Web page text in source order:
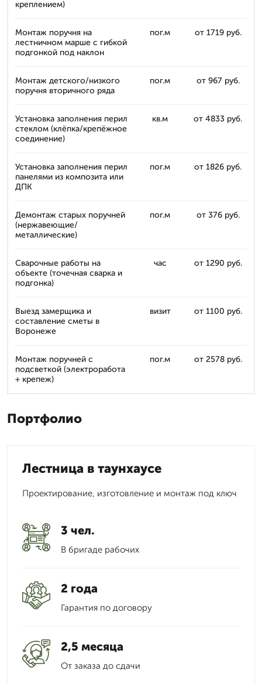
креплением)
Монтаж поручня на
лестничном марше с гибкой
подгонкой под наклон
пог.м от 1719 руб.
Монтаж детского/низкого
поручня вторичного ряда
пог.м от 967 руб.
Установка заполнения перил
стеклом (клёпка/крепёжное
соединение)
кв.м от 4833 руб.
Установка заполнения перил
панелями из композита или
ДПК
пог.м от 1826 руб.
Демонтаж старых поручней
(нержавеющие/
металлические)
пог.м от 376 руб.
Сварочные работы на
объекте (точечная сварка и
подгонка)
час от 1290 руб.
Выезд замерщика и
составление сметы в
Воронеже
визит от 1100 руб.
Монтаж поручней с
подсветкой (электроработа
+ крепеж)
пог.м от 2578 руб.
Портфолио
Лестница в таунхаусе
Проектирование, изготовление и монтаж под ключ
3 чел.
В бригаде рабочих
2 года
Гарантия по договору
2,5 месяца
От заказа до сдачи